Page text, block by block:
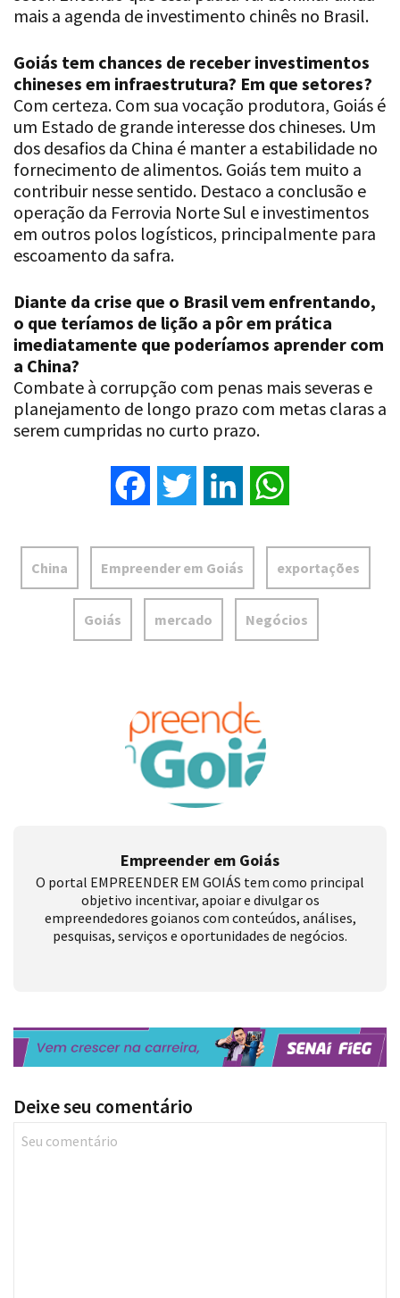
chineses em infraestrutura? Em que setores?
Com certeza. Com sua vocação produtora, Goiás é
um Estado de grande interesse dos chineses. Um
dos desafios da China é manter a estabilidade no
fornecimento de alimentos. Goiás tem muito a
contribuir nesse sentido. Destaco a conclusão e
operação da Ferrovia Norte Sul e investimentos
em outros polos logísticos, principalmente para
escoamento da safra.
o que teríamos de lição a pôr em prática
imediatamente que poderíamos aprender com
a China?
Combate à corrupção com penas mais severas e
planejamento de longo prazo com metas claras a
serem cumpridas no curto prazo.
Goiás mercado Negócios
O portal EMPREENDER EM GOIÁS tem como principal
objetivo incentivar, apoiar e divulgar os
empreendedores goianos com conteúdos, análises,
pesquisas, serviços e oportunidades de negócios.